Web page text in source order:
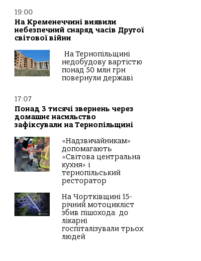
19:00
На Кременеччині виявили
небезпечний снаряд часів Другої
світової війни
На Тернопільщині
недобудову вартістю
понад 50 млн грн
повернули державі
17:07
Понад 3 тисячі звернень через
домашнє насильство
зафіксували на Тернопільщині
«Надзвичайникам»
допомагають
«Світова центральна
кухня» і
тернопільський
ресторатор
На Чортківщині 15-
річний мотоцикліст
збив пішохода: до
лікарні
госпіталізували трьох
людей